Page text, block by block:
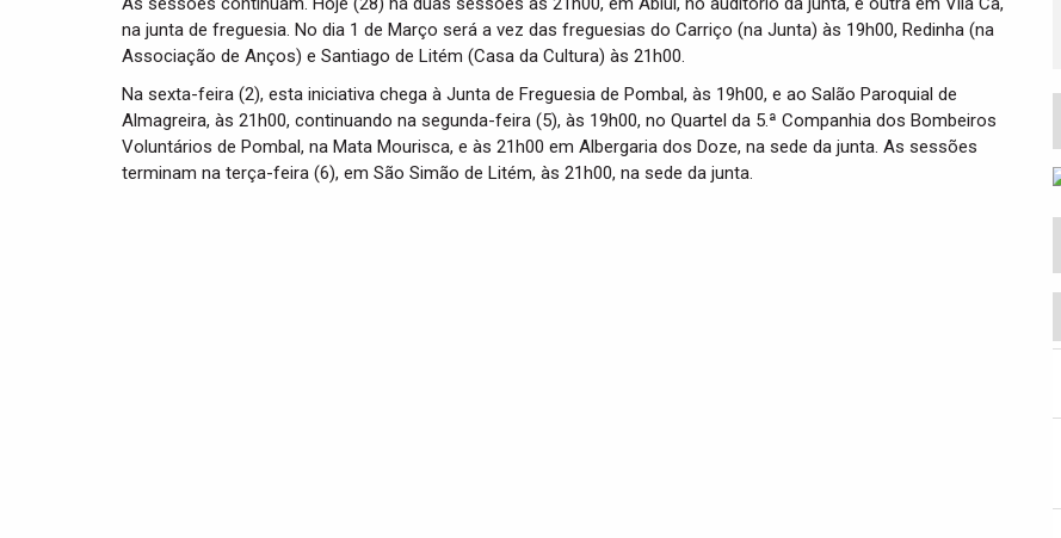
na junta de freguesia. No dia 1 de Março será a vez das freguesias do Carriço (na Junta) às 19h00, Redinha (na
Associação de Anços) e Santiago de Litém (Casa da Cultura) às 21h00.
Na sexta-feira (2), esta iniciativa chega à Junta de Freguesia de Pombal, às 19h00, e ao Salão Paroquial de
Almagreira, às 21h00, continuando na segunda-feira (5), às 19h00, no Quartel da 5.ª Companhia dos Bombeiros
Voluntários de Pombal, na Mata Mourisca, e às 21h00 em Albergaria dos Doze, na sede da junta. As sessões
terminam na terça-feira (6), em São Simão de Litém, às 21h00, na sede da junta.